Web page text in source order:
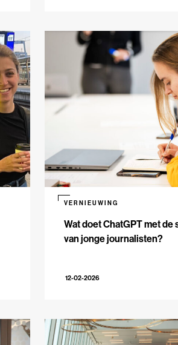
Wat doet ChatGPT met
van jonge journalisten?
VERNIEUWING
12-02-2026